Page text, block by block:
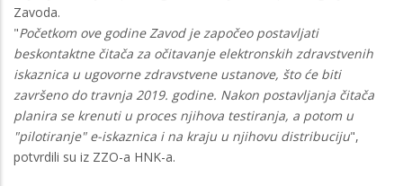
Zavoda.
"Početkom ove godine Zavod je započeo postavljati
beskontaktne čitača za očitavanje elektronskih zdravstvenih
iskaznica u ugovorne zdravstvene ustanove, što će biti
završeno do travnja 2019. godine. Nakon postavljanja čitača
planira se krenuti u proces njihova testiranja, a potom u
"pilotiranje" e-iskaznica i na kraju u njihovu distribuciju",
potvrdili su iz ZZO-a HNK-a.